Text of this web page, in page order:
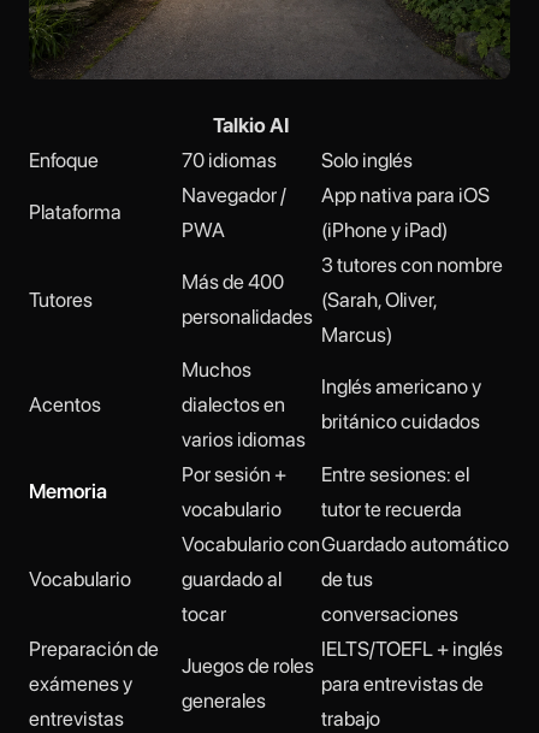
Talkio AI
Enfoque
70 idiomas Solo inglés
Plataforma
Navegador /
PWA
App nativa para iOS
(iPhone y iPad)
Tutores
Más de 400
personalidades
3 tutores con nombre
(Sarah, Oliver,
Marcus)
Acentos
Muchos
dialectos en
varios idiomas
Inglés americano y
británico cuidados
Memoria
Por sesión +
vocabulario
Entre sesiones: el
tutor te recuerda
Vocabulario
Vocabulario con
guardado al
tocar
Guardado automático
de tus
conversaciones
Preparación de
exámenes y
entrevistas
Juegos de roles
generales
IELTS/TOEFL + inglés
para entrevistas de
trabajo